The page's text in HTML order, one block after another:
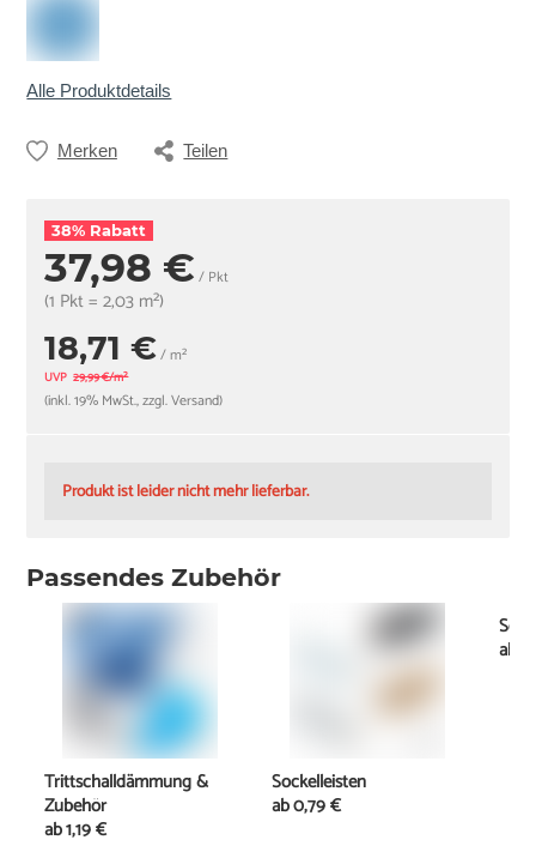
Alle Produktdetails
Merken Teilen
38% Rabatt
37,98 € / Pkt
(1 Pkt = 2,03 m²)
18,71 €/ m²
UVP 29,99 €/m²
(inkl. 19% MwSt., zzgl. Versand)
Produkt ist leider nicht mehr lieferbar.
Passendes Zubehör
Trittschalldämmung &
Zubehör
ab1,19 €
Sockelleisten
ab0,79 €
ab